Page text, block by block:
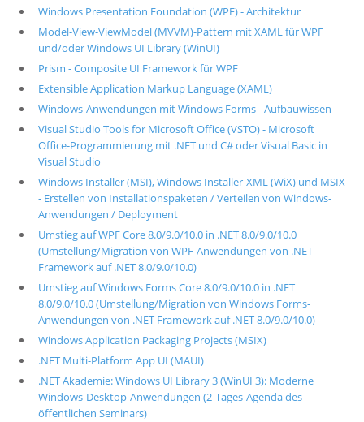
Windows Presentation Foundation (WPF) - Architektur
Model-View-ViewModel (MVVM)-Pattern mit XAML für WPF
und/oder Windows UI Library (WinUI)
Prism - Composite UI Framework für WPF
Extensible Application Markup Language (XAML)
Windows-Anwendungen mit Windows Forms - Aufbauwissen
Visual Studio Tools for Microsoft Office (VSTO) - Microsoft
Office-Programmierung mit .NET und C# oder Visual Basic in
Visual Studio
Windows Installer (MSI), Windows Installer-XML (WiX) und MSIX
- Erstellen von Installationspaketen / Verteilen von Windows-
Anwendungen / Deployment
Umstieg auf WPF Core 8.0/9.0/10.0 in .NET 8.0/9.0/10.0
(Umstellung/Migration von WPF-Anwendungen von .NET
Framework auf .NET 8.0/9.0/10.0)
Umstieg auf Windows Forms Core 8.0/9.0/10.0 in .NET
8.0/9.0/10.0 (Umstellung/Migration von Windows Forms-
Anwendungen von .NET Framework auf .NET 8.0/9.0/10.0)
Windows Application Packaging Projects (MSIX)
.NET Multi-Platform App UI (MAUI)
.NET Akademie: Windows UI Library 3 (WinUI 3): Moderne
Windows-Desktop-Anwendungen (2-Tages-Agenda des
öffentlichen Seminars)